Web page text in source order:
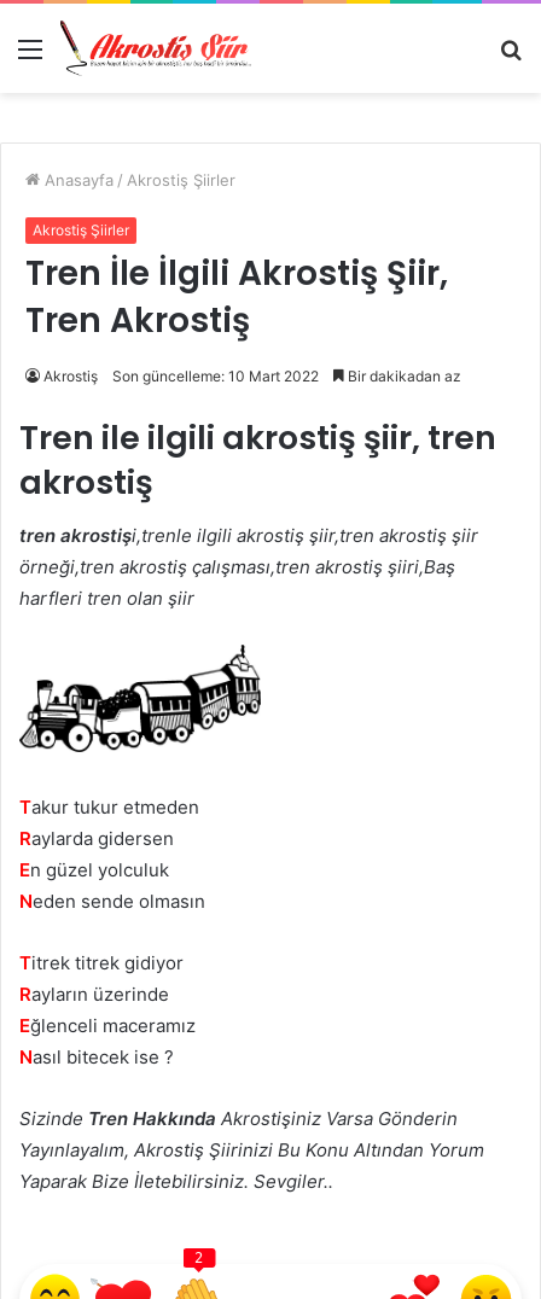
Menü
Anasayfa / Akrostiş Şiirler
Akrostiş Şiirler
Tren İle İlgili Akrostiş Şiir,
Tren Akrostiş
Akrostiş Son güncelleme: 10 Mart 2022 Bir dakikadan az
Tren ile ilgili akrostiş şiir, tren
akrostiş
tren akrostişi,trenle ilgili akrostiş şiir,tren akrostiş şiir
örneği,tren akrostiş çalışması,tren akrostiş şiiri,Baş
harfleri tren olan şiir
Takur tukur etmeden
Raylarda gidersen
En güzel yolculuk
Neden sende olmasın
Titrek titrek gidiyor
Rayların üzerinde
Eğlenceli maceramız
Nasıl bitecek ise ?
Sizinde Tren Hakkında Akrostişiniz Varsa Gönderin
Yayınlayalım, Akrostiş Şiirinizi Bu Konu Altından Yorum
Yaparak Bize İletebilirsiniz. Sevgiler..
2